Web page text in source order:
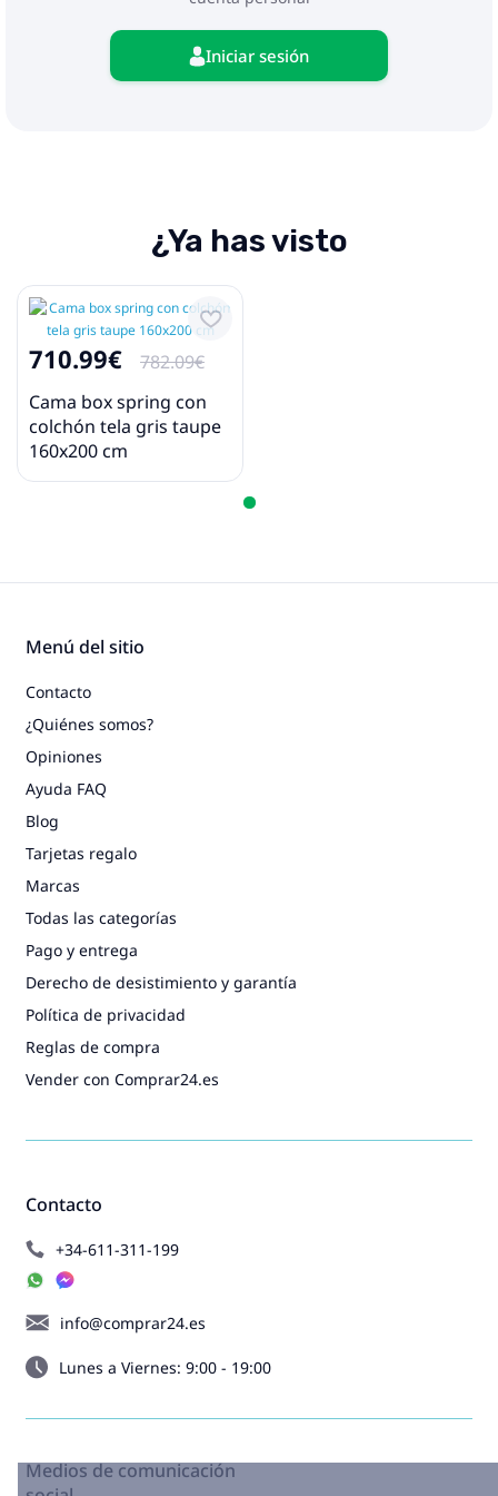
sobrecalentamiento y puede provocar daños al
dispositivo y el riesgo potencial de
sobrecalentamiento e incendio.
Iniciar sesión
¿Ya has visto
710.99€
782.09€
Cama box spring con
colchón tela gris taupe
160x200 cm
Contacto
+34-611-311-199
info@comprar24.es
Lunes a Viernes: 9:00 - 19:00
Menú del sitio
Contacto
¿Quiénes somos?
Opiniones
Ayuda FAQ
Blog
Tarjetas regalo
Marcas
Todas las categorías
Pago y entrega
Derecho de desistimiento y garantía
Política de privacidad
Reglas de compra
Vender con Comprar24.es
Medios de comunicación